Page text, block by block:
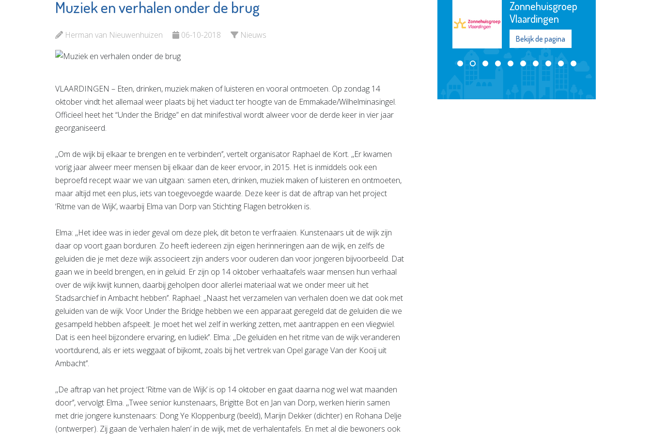
Muziek en verhalen onder de brug
Herman van Nieuwenhuizen 06-10-2018 Nieuws
VLAARDINGEN – Eten, drinken, muziek maken of luisteren en vooral ontmoeten. Op zondag 14
oktober vindt het allemaal weer plaats bij het viaduct ter hoogte van de Emmakade/Wilhelminasingel.
Officieel heet het “Under the Bridge” en dat minifestival wordt alweer voor de derde keer in vier jaar
georganiseerd.
,,Om de wijk bij elkaar te brengen en te verbinden’’, vertelt organisator Raphael de Kort. ,,Er kwamen
vorig jaar alweer meer mensen bij elkaar dan de keer ervoor, in 2015. Het is inmiddels ook een
beproefd recept waar we van uitgaan: samen eten, drinken, muziek maken of luisteren en ontmoeten,
maar altijd met een plus, iets van toegevoegde waarde. Deze keer is dat de aftrap van het project
‘Ritme van de Wijk’, waarbij Elma van Dorp van Stichting Flagen betrokken is.
Elma: ,,Het idee was in ieder geval om deze plek, dit beton te verfraaien. Kunstenaars uit de wijk zijn
daar op voort gaan borduren. Zo heeft iedereen zijn eigen herinneringen aan de wijk, en zelfs de
geluiden die je met deze wijk associeert zijn anders voor ouderen dan voor jongeren bijvoorbeeld. Dat
gaan we in beeld brengen, en in geluid. Er zijn op 14 oktober verhaaltafels waar mensen hun verhaal
over de wijk kwijt kunnen, daarbij geholpen door allerlei materiaal wat we onder meer uit het
Stadsarchief in Ambacht hebben’’. Raphael: ,,Naast het verzamelen van verhalen doen we dat ook met
geluiden van de wijk. Voor Under the Bridge hebben we een apparaat geregeld dat de geluiden die we
gesampeld hebben afspeelt. Je moet het wel zelf in werking zetten, met aantrappen en een vliegwiel.
Dat is een heel bijzondere ervaring, en ludiek’’. Elma: ,,De geluiden en het ritme van de wijk veranderen
voortdurend, als er iets weggaat of bijkomt, zoals bij het vertrek van Opel garage Van der Kooij uit
Ambacht’’.
,,De aftrap van het project ‘Ritme van de Wijk’ is op 14 oktober en gaat daarna nog wel wat maanden
door’’, vervolgt Elma. ,,Twee senior kunstenaars, Brigitte Bot en Jan van Dorp, werken hierin samen
met drie jongere kunstenaars: Dong Ye Kloppenburg (beeld), Marijn Dekker (dichter) en Rohana Delje
(ontwerper). Zij gaan de ‘verhalen halen’ in de wijk, met de verhalentafels. En met al die bewoners ook
Jozefmavo
Bekijk de pagina
Van Kortenhof
Bekijk de pagina
Zonnehuisgroep
Vlaardingen
Bekijk de pagina